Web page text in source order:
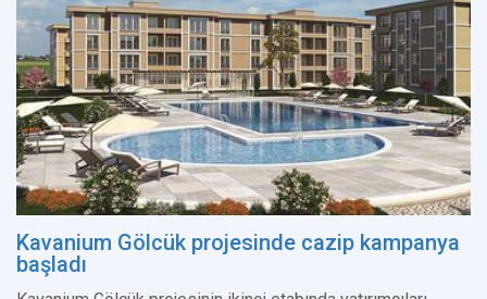
Kavanium Gölcük projesinde cazip kampanya
başladı